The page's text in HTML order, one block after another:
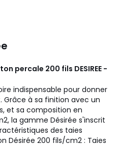
percale 200 fils DESIREE -
indispensable pour donner
Grâce à sa finition avec un
et sa composition en
la gamme Désirée s'inscrit
des taies
Désirée 200 fils/cm2 : Taies